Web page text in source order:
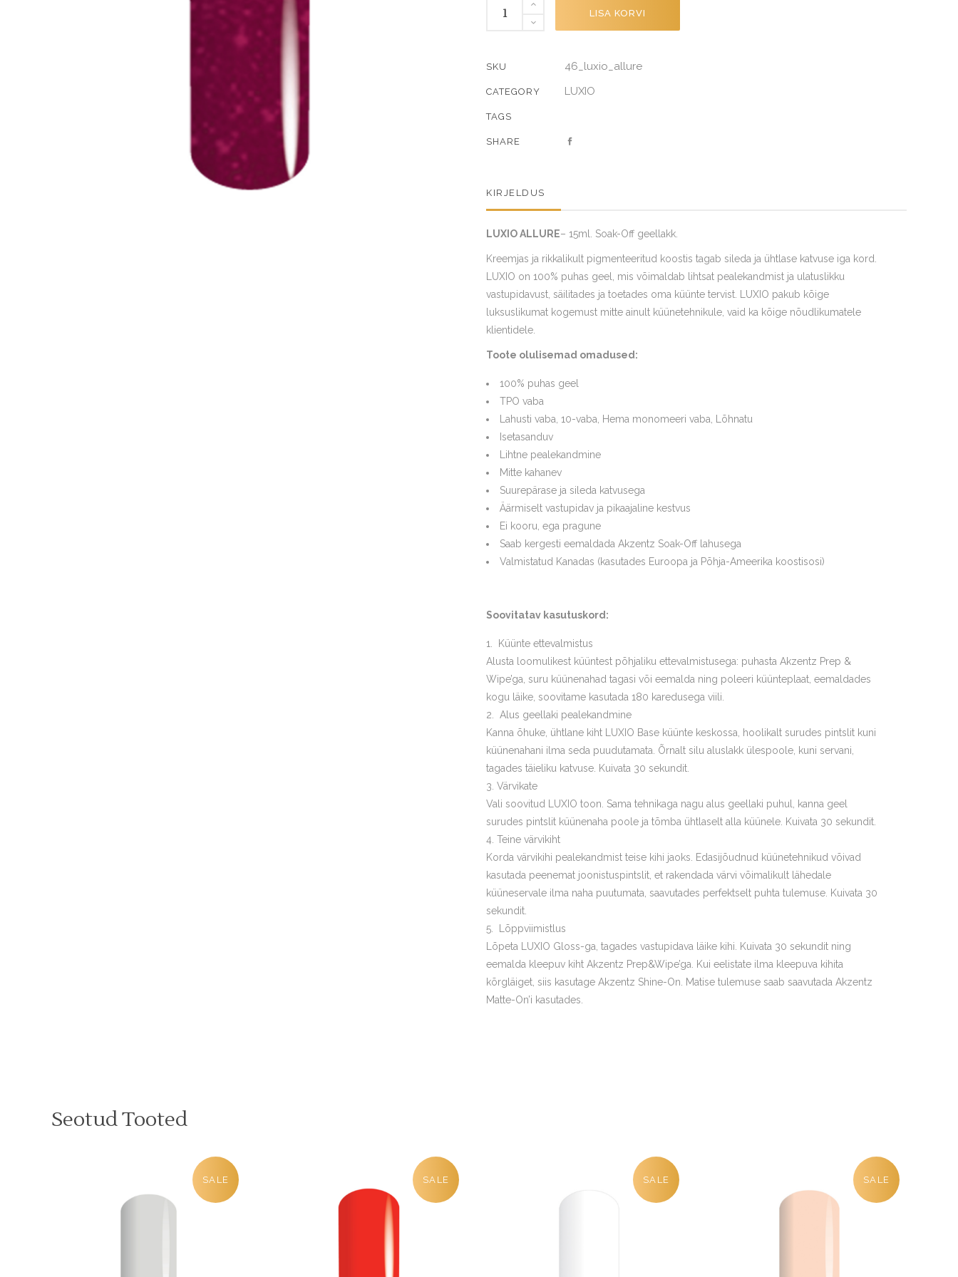
LISA KORVI
SKU 46_luxio_allure
CATEGORY LUXIO
TAGS
SHARE
KIRJELDUS
LUXIO ALLURE– 15ml. Soak-Off geellakk.
Kreemjas ja rikkalikult pigmenteeritud koostis tagab sileda ja ühtlase katvuse iga kord.
LUXIO on 100% puhas geel, mis võimaldab lihtsat pealekandmist ja ulatuslikku
vastupidavust, säilitades ja toetades oma küünte tervist. LUXIO pakub kõige
luksuslikumat kogemust mitte ainult küünetehnikule, vaid ka kõige nõudlikumatele
klientidele.
Toote olulisemad omadused:
100% puhas geel
TPO vaba
Lahusti vaba, 10-vaba, Hema monomeeri vaba, Lõhnatu
Isetasanduv
Lihtne pealekandmine
Mitte kahanev
Suurepärase ja sileda katvusega
Äärmiselt vastupidav ja pikaajaline kestvus
Ei kooru, ega pragune
Saab kergesti eemaldada Akzentz Soak-Off lahusega
Valmistatud Kanadas (kasutades Euroopa ja Põhja-Ameerika koostisosi)
Soovitatav kasutuskord:
Küünte ettevalmistus
Alusta loomulikest küüntest põhjaliku ettevalmistusega: puhasta Akzentz Prep &
Wipe’ga, suru küünenahad tagasi või eemalda ning poleeri küünteplaat, eemaldades
kogu läike, soovitame kasutada 180 karedusega viili.
Alus geellaki pealekandmine
Kanna õhuke, ühtlane kiht LUXIO Base küünte keskossa, hoolikalt surudes pintslit kuni
küünenahani ilma seda puudutamata. Õrnalt silu aluslakk ülespoole, kuni servani,
tagades täieliku katvuse. Kuivata 30 sekundit.
Värvikate
Vali soovitud LUXIO toon. Sama tehnikaga nagu alus geellaki puhul, kanna geel
surudes pintslit küünenaha poole ja tõmba ühtlaselt alla küünele. Kuivata 30 sekundit.
Teine värvikiht
Korda värvikihi pealekandmist teise kihi jaoks. Edasijõudnud küünetehnikud võivad
kasutada peenemat joonistuspintslit, et rakendada värvi võimalikult lähedale
küüneservale ilma naha puutumata, saavutades perfektselt puhta tulemuse. Kuivata 30
sekundit.
Lõppviimistlus
Lõpeta LUXIO Gloss-ga, tagades vastupidava läike kihi. Kuivata 30 sekundit ning
eemalda kleepuv kiht Akzentz Prep&Wipe’ga. Kui eelistate ilma kleepuva kihita
kõrgläiget, siis kasutage Akzentz Shine-On. Matise tulemuse saab saavutada Akzentz
Matte-On’i kasutades.
Seotud Tooted
SALE SALE SALE SALE